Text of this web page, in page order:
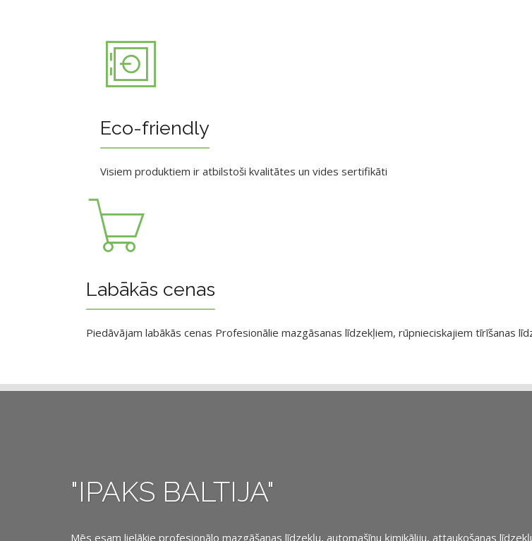
Eco-friendly
Visiem produktiem ir atbilstoši kvalitātes un vides sertifikāti
Labākās cenas
Piedāvājam labākās cenas Profesionālie mazgāsanas līdzekļiem, rūpnieciskajiem tīrīšanas
"IPAKS BALTIJA"
Mēs esam lielākie profesionālo mazgāšanas līdzekļu, automašīnu ķimikāliju, attaukošanas